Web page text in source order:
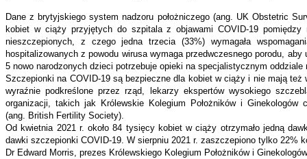
Dane z brytyjskiego system nadzoru położniczego (ang. UK Obstetric
kobiet w ciąży przyjętych do szpitala z objawami COVID-19 pomiędzy
nieszczepionych, z czego jedna trzecia (33%) wymagała
hospitalizowanych z powodu wirusa wymaga przedwczesnego porodu,
5 nowo narodzonych dzieci potrzebuje opieki na specjalistycznym oddziale
Szczepionki na COVID-19 są bezpieczne dla kobiet w ciąży i nie mają też
wyraźnie podkreślone przez rząd, lekarzy ekspertów wysokiego
organizacji, takich jak Królewskie Kolegium Położników i Ginekologów
(ang. British Fertility Society).
Od kwietnia 2021 r. około 84 tysięcy kobiet w ciąży otrzymało jedną
dawki szczepionki COVID-19. W sierpniu 2021 r. zaszczepiono tylko 22%
Dr Edward Morris, prezes Królewskiego Kolegium Położników i